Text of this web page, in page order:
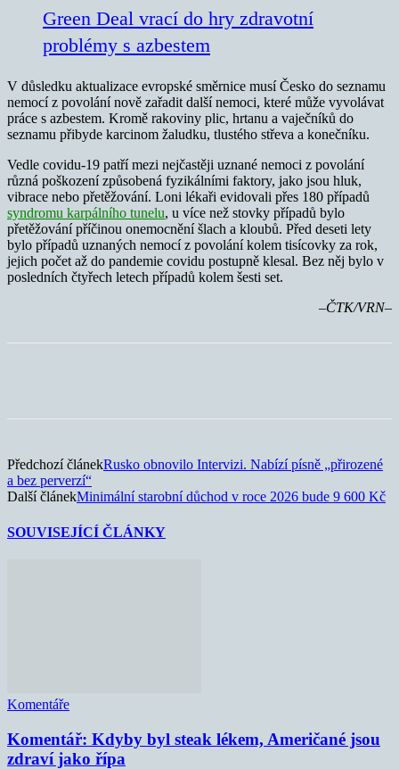
Green Deal vrací do hry zdravotní
problémy s azbestem
V důsledku aktualizace evropské směrnice musí Česko do seznamu
nemocí z povolání nově zařadit další nemoci, které může vyvolávat
práce s azbestem. Kromě rakoviny plic, hrtanu a vaječníků do
seznamu přibyde karcinom žaludku, tlustého střeva a konečníku.
Vedle covidu-19 patří mezi nejčastěji uznané nemoci z povolání
různá poškození způsobená fyzikálními faktory, jako jsou hluk,
vibrace nebo přetěžování. Loni lékaři evidovali přes 180 případů
syndromu karpálního tunelu, u více než stovky případů bylo
přetěžování příčinou onemocnění šlach a kloubů. Před deseti lety
bylo případů uznaných nemocí z povolání kolem tisícovky za rok,
jejich počet až do pandemie covidu postupně klesal. Bez něj bylo v
posledních čtyřech letech případů kolem šesti set.
–ČTK/VRN–
Předchozí článekRusko obnovilo Intervizi. Nabízí písně „přirozené
a bez perverzí“
Další článekMinimální starobní důchod v roce 2026 bude 9 600 Kč
SOUVISEJÍCÍ ČLÁNKY
Komentáře
Komentář: Kdyby byl steak lékem, Američané jsou
zdraví jako řípa